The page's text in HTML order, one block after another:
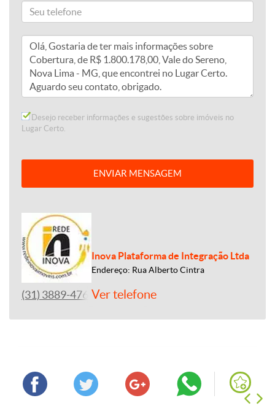
Desejo receber informações e sugestões sobre imóveis no
Lugar Certo.
ENVIAR MENSAGEM
Inova Plataforma de Integração Ltda
Endereço: Rua Alberto Cintra
(31) 3889-4765Ver telefone